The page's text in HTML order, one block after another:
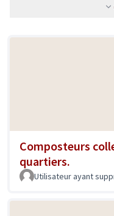
Composteurs
quartiers.
Utilisateur ayant